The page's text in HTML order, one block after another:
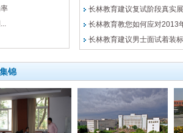
长林教育建议复试阶段真实
长林教育教您如何应对2013
长林教育建议男士面试着装
锦